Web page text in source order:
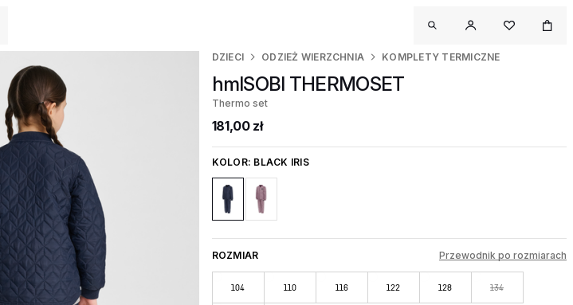
DZIECI ODZIEŻ WIERZCHNIA KOMPLETY TERMICZNE
hmlSOBI THERMOSET
Thermo set
181,00 zł
KOLOR: BLACK IRIS
ROZMIAR Przewodnik po rozmiarach
104 110 116 122 128 134